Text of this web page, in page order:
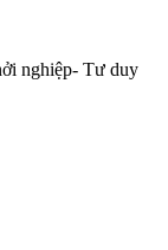
nghiệp- Tư duy